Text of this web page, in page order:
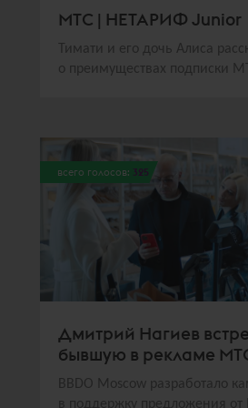
МТС | НЕТАРИФ Junior
Тимати и его дочь Алиса
о преимуществах подписки
всего голосов: 325
Дмитрий Нагиев
бывшую в рекламе
BBDO Moscow разработало
в поддержку предложения